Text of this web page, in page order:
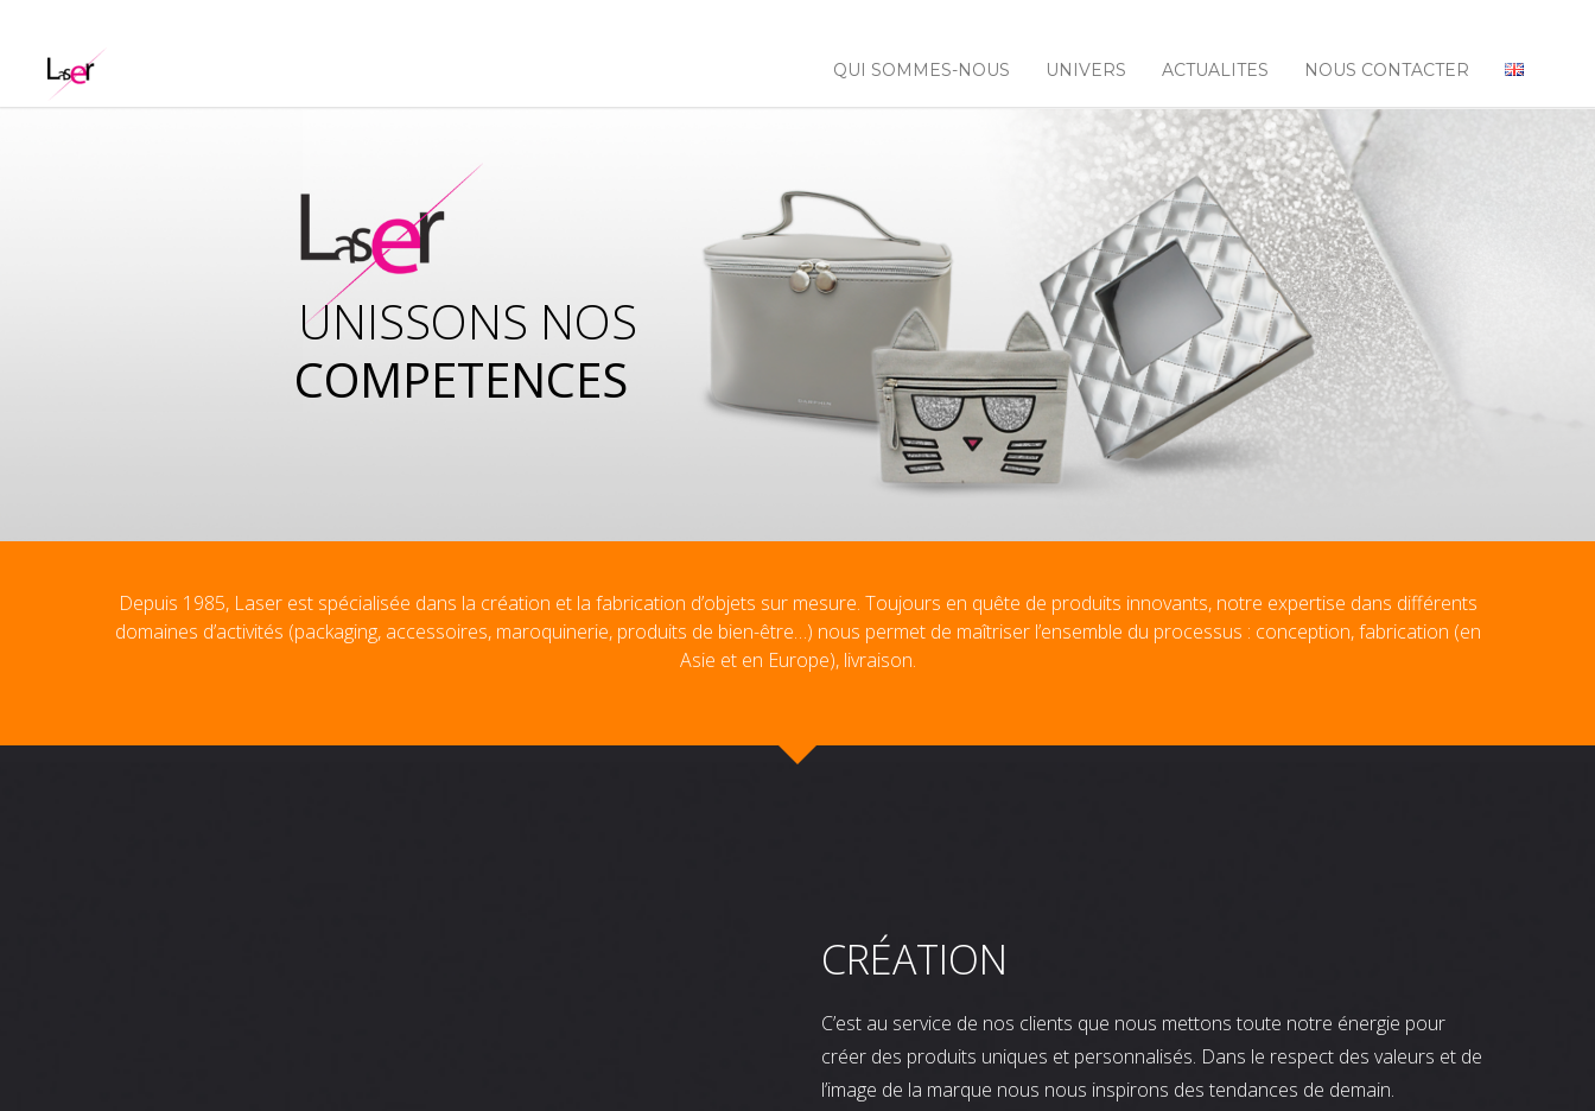
QUI SOMMES-NOUS UNIVERS ACTUALITES NOUS CONTACTER
COMPETENCES
UNISSONS NOS
Depuis 1985, Laser est spécialisée dans la création et la fabrication d’objets sur mesure. Toujours en quête de produits innovants, notre expertise dans différents
domaines d’activités (packaging, accessoires, maroquinerie, produits de bien-être…) nous permet de maîtriser l’ensemble du processus : conception, fabrication (en
Asie et en Europe), livraison.
CRÉATION
C’est au service de nos clients que nous mettons toute notre énergie pour
créer des produits uniques et personnalisés. Dans le respect des valeurs et de
l’image de la marque nous nous inspirons des tendances de demain.